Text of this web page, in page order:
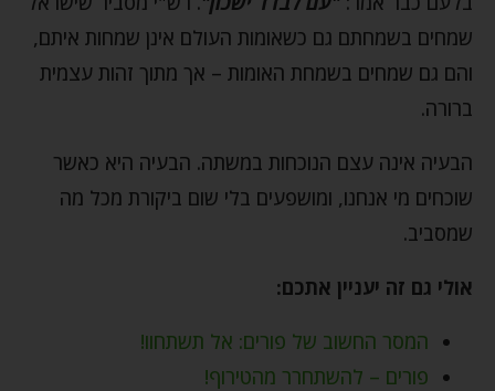
שמחים בשמחתם גם כשאומות העולם אינן שמחות איתם,
והם גם שמחים בשמחת האומות – אך מתוך זהות עצמית
ברורה.
הבעיה אינה עצם הנוכחות במשתה. הבעיה היא כאשר
שוכחים מי אנחנו, ומושפעים בלי שום ביקורת מכל מה
שמסביב.
אולי גם זה יעניין אתכם:
המסר החשוב של פורים: אל תשתחוו!
פורים – להשתחרר מהטירוף!